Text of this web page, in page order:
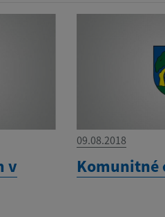
v
09.08.2018
Komunitné